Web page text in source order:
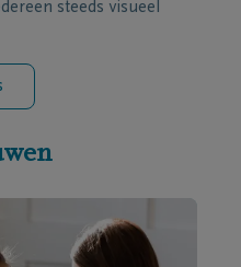
steeds visueel